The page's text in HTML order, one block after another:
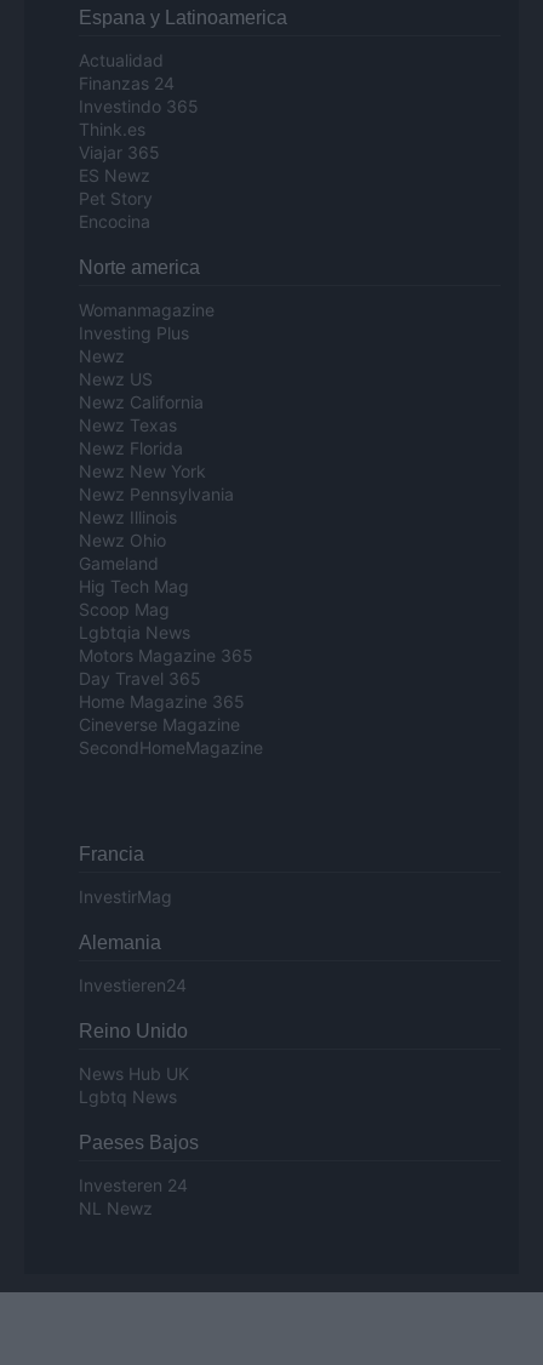
Espana y Latinoamerica
Actualidad
Finanzas 24
Investindo 365
Think.es
Viajar 365
ES Newz
Pet Story
Encocina
Norte america
Womanmagazine
Investing Plus
Newz
Newz US
Newz California
Newz Texas
Newz Florida
Newz New York
Newz Pennsylvania
Newz Illinois
Newz Ohio
Gameland
Hig Tech Mag
Scoop Mag
Lgbtqia News
Motors Magazine 365
Day Travel 365
Home Magazine 365
Cineverse Magazine
SecondHomeMagazine
Francia
InvestirMag
Alemania
Investieren24
Reino Unido
News Hub UK
Lgbtq News
Paeses Bajos
Investeren 24
NL Newz